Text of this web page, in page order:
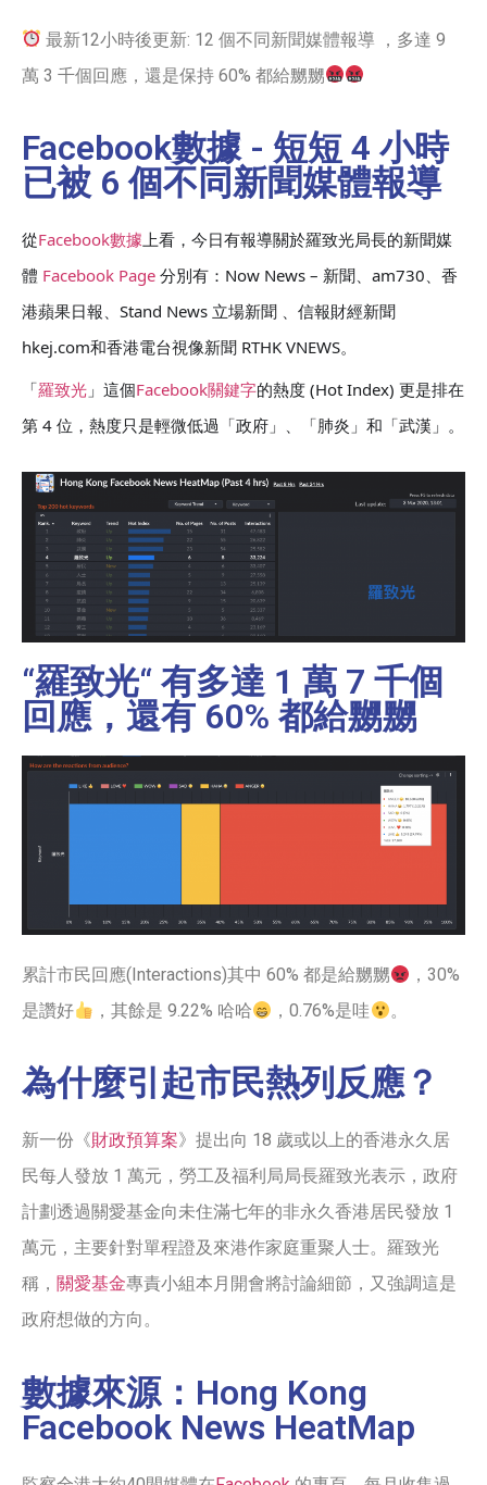
最新12小時後更新: 12 個不同新聞媒體報導 ，多達 9
萬 3 千個回應，還是保持 60% 都給嬲嬲
Facebook數據 - 短短 4 小時
已被 6 個不同新聞媒體報導
從Facebook數據上看，今日有報導關於羅致光局長的新聞媒
體 Facebook Page 分別有：Now News – 新聞、am730、香
港蘋果日報、Stand News 立場新聞 、信報財經新聞
hkej.com和香港電台視像新聞 RTHK VNEWS。
「羅致光 」這個Facebook關鍵字的熱度 (Hot Index) 更是排在
第 4 位，熱度只是輕微低過「政府」、「肺炎」和「武漢」。
“羅致光“ 有多達 1 萬 7 千個
回應，還有 60% 都給嬲嬲
累計市民回應(Interactions)其中 60% 都是給嬲嬲
，30%
是讚好
，其餘是 9.22% 哈哈 ，0.76%是哇 。
為什麼引起市民熱列反應？
新一份《財政預算案》提出向 18 歲或以上的香港永久居
民每人發放 1 萬元，勞工及福利局局長羅致光表示，政府
計劃透過關愛基金向未住滿七年的非永久香港居民發放 1
萬元，主要針對單程證及來港作家庭重聚人士。羅致光
稱， 關愛基金專責小組本月開會將討論細節，又強調這是
政府想做的方向。
數據來源：Hong Kong
Facebook News HeatMap